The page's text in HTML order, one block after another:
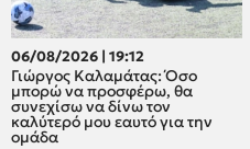
06/08/2026 | 19:12
Γιώργος Καλαμάτας: Όσο
μπορώ να προσφέρω, θα
συνεχίσω να δίνω τον
καλύτερό μου εαυτό για την
ομάδα